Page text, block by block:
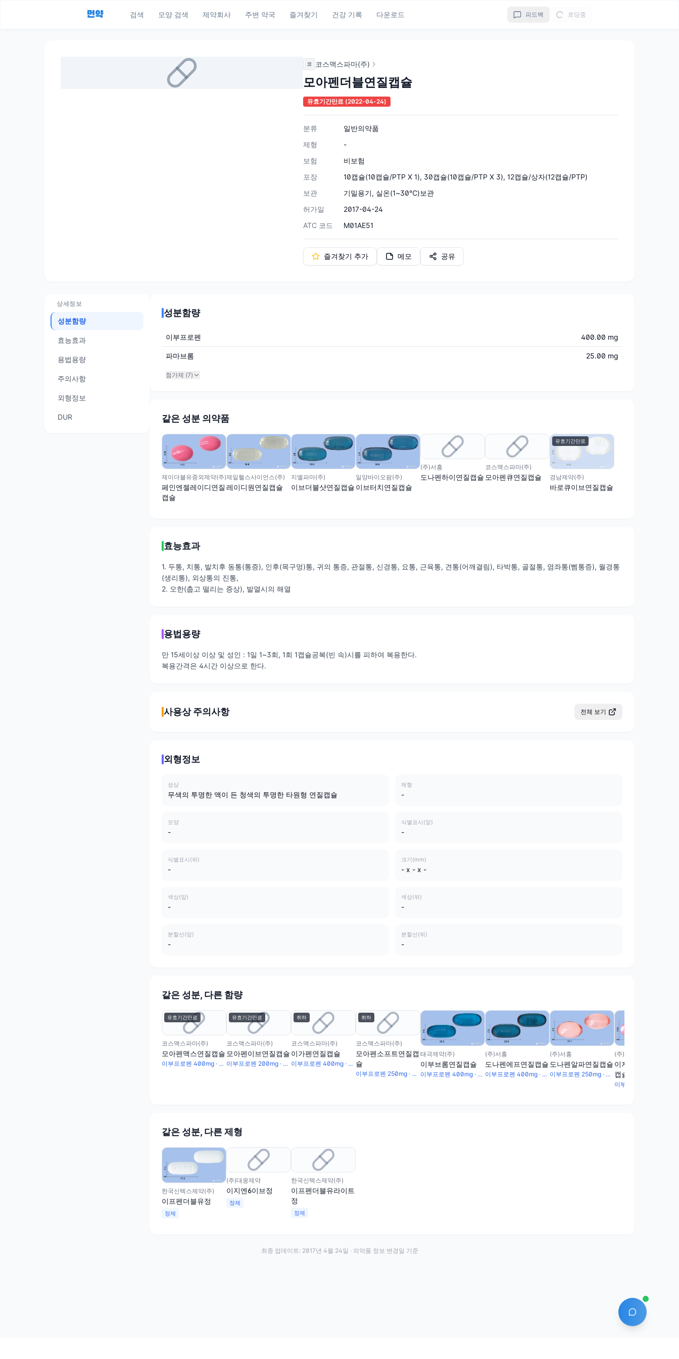
먼약 검색 모양 검색 제약회사 주변 약국 즐겨찾기 건강 기록 다운로드 피드백 로딩중
코 코스맥스파마(주)
모아펜더블연질캡슐
유효기간만료 (2022-04-24)
분류
일반의약품
제형
-
보험
비보험
포장
10캡슐(10캡슐/PTP X 1), 30캡슐(10캡슐/PTP X 3), 12캡슐/상자(12캡슐/PTP)
보관
기밀용기, 실온(1~30℃)보관
허가일
2017-04-24
ATC 코드
M01AE51
즐겨찾기 추가 메모 공유
상세정보
성분함량
효능효과
용법용량
주의사항
외형정보
DUR
성분함량
이부프로펜 400.00 mg
파마브롬 25.00 mg
첨가제 (7)
같은 성분 의약품
제이더블유중외제약(주)
페인엔젤레이디연질
캡슐
제일헬스사이언스(주)
레이디원연질캡슐
지엘파마(주)
이브더블샷연질캡슐
일양바이오팜(주)
이브터치연질캡슐
(주)서흥
도나펜하이연질캡슐
코스맥스파마(주)
모아펜큐연질캡슐
유효기간만료
경남제약(주)
바로큐이브연질캡슐
효능효과
1. 두통, 치통, 발치후 동통(통증), 인후(목구멍)통, 귀의 통증, 관절통, 신경통, 요통, 근육통, 견통(어깨결림), 타박통, 골절통, 염좌통(삠통증), 월경통
(생리통), 외상통의 진통,
2. 오한(춥고 떨리는 증상), 발열시의 해열
용법용량
만 15세이상 이상 및 성인 : 1일 1~3회, 1회 1캡슐공복(빈 속)시를 피하여 복용한다.
복용간격은 4시간 이상으로 한다.
사용상 주의사항 전체 보기
외형정보
성상
무색의 투명한 액이 든 청색의 투명한 타원형 연질캡슐
제형
-
모양
-
식별표시(앞)
-
식별표시(뒤)
-
크기(mm)
- x - x -
색상(앞)
-
색상(뒤)
-
분할선(앞)
-
분할선(뒤)
-
같은 성분, 다른 함량
유효기간만료
코스맥스파마(주)
모아펜맥스연질캡슐
이부프로펜 400mg · 파마브롬 50mg
유효기간만료
코스맥스파마(주)
모아펜이브연질캡슐
이부프로펜 200mg · 파마브롬 25mg
취하
코스맥스파마(주)
이가펜연질캡슐
이부프로펜 400mg · 파마브롬 24mg
취하
코스맥스파마(주)
모아펜소프트연질캡
슐
이부프로펜 250mg · 파마브롬 25mg
태극제약(주)
이부브롬연질캡슐
이부프로펜 400mg · 파마브롬 50mg
(주)서흥
도나펜에프연질캡슐
이부프로펜 400mg · 파마브롬 50mg
(주)서흥
도나펜알파연질캡슐
이부프로펜 250mg · 파마브롬 25mg
(주)알피바이오
이지페인릴리프연질
캡슐
같은 성분, 다른 제형
한국신텍스제약(주)
이프펜더블유정
정제
(주)대웅제약
이지엔6이브정
정제
한국신텍스제약(주)
이프펜더블유라이트
정
정제
AI 에이전트
최종 업데이트: 2017년 4월 24일 · 의약품 정보 변경일 기준